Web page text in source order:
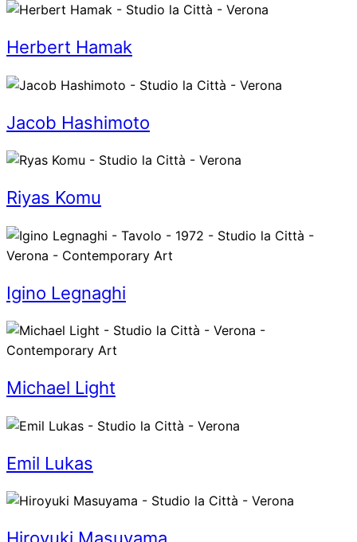
Herbert Hamak
Jacob Hashimoto
Riyas Komu
Igino Legnaghi
Michael Light
Emil Lukas